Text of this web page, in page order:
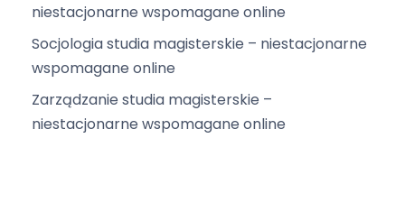
niestacjonarne wspomagane online
Socjologia studia magisterskie – niestacjonarne
wspomagane online
Zarządzanie studia magisterskie –
niestacjonarne wspomagane online